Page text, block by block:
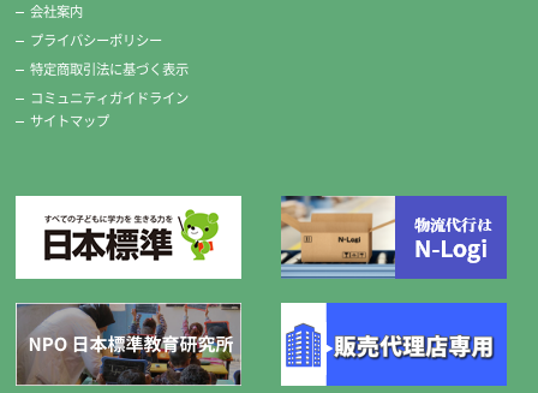
会社案内
プライバシーポリシー
特定商取引法に基づく表示
コミュニティガイドライン
サイトマップ